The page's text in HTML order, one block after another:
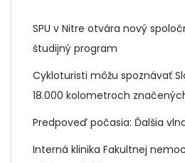
SPU v Nitre otvára nový
študijný program
Cykloturisti môžu spoznávať
18.000 kolometroch
Predpoveď počasia: Ďalšia
Interná klinika Fakultnej